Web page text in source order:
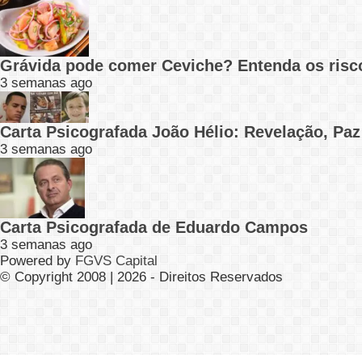
Grávida pode comer Ceviche? Entenda os
3 semanas ago
Carta Psicografada João Hélio: Revelação,
3 semanas ago
Carta Psicografada de Eduardo Campos
3 semanas ago
Powered by FGVS Capital
© Copyright 2008 | 2026 - Direitos Reservados